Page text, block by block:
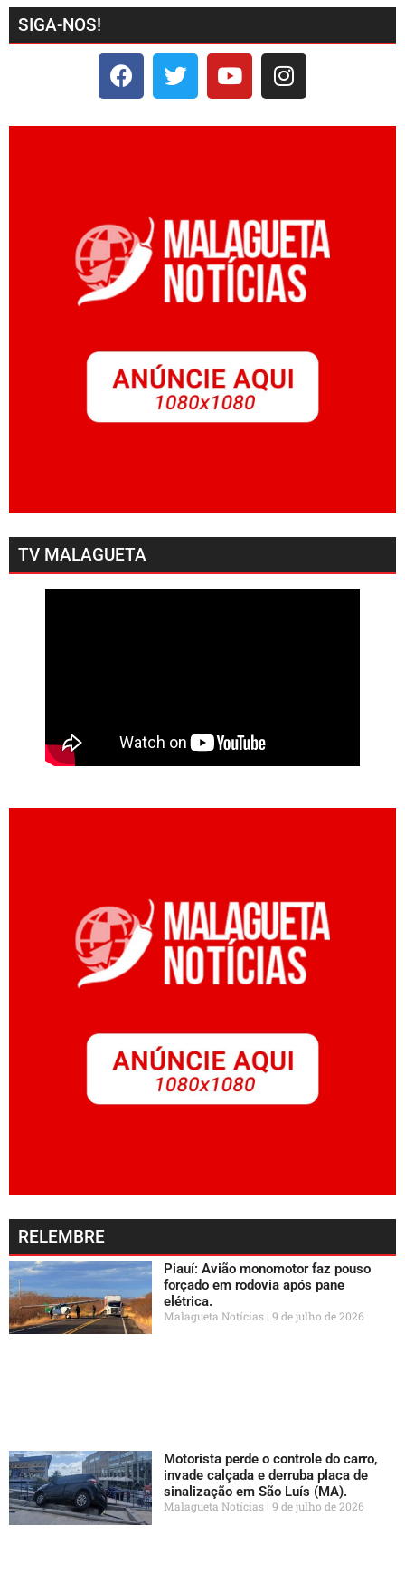
SIGA-NOS!
TV MALAGUETA
RELEMBRE
Piauí: Avião monomotor faz pouso
forçado em rodovia após pane
elétrica.
Malagueta Notícias 9 de julho de 2026
Motorista perde o controle do carro,
invade calçada e derruba placa de
sinalização em São Luís (MA).
Malagueta Notícias 9 de julho de 2026